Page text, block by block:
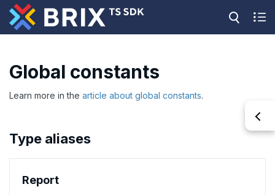
Global constants
Learn more in the article about global constants.
Type aliases
Report